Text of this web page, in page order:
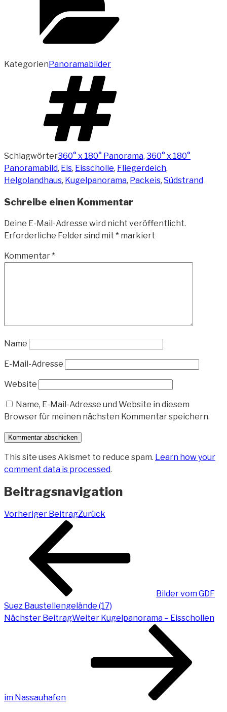
KategorienPanoramabilder
Schlagwörter360° x 180° Panorama, 360° x 180°
Panoramabild, Eis, Eisscholle, Fliegerdeich,
Helgolandhaus, Kugelpanorama, Packeis, Südstrand
Schreibe einen Kommentar
Deine E-Mail-Adresse wird nicht veröffentlicht.
Erforderliche Felder sind mit * markiert
Kommentar*
Name
E-Mail-Adresse
Website
Name, E-Mail-Adresse und Website in diesem
Browser für meinen nächsten Kommentar speichern.
This site uses Akismet to reduce spam. Learn how your
comment data is processed.
Beitragsnavigation
Vorheriger BeitragZurück
Bilder vom GDF
Suez Baustellengelände (17)
Nächster BeitragWeiter Kugelpanorama – Eisschollen
im Nassauhafen